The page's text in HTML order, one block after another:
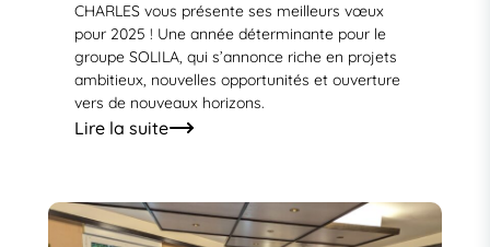
CHARLES vous présente ses meilleurs vœux
pour 2025 ! Une année déterminante pour le
groupe SOLILA, qui s’annonce riche en projets
ambitieux, nouvelles opportunités et ouverture
vers de nouveaux horizons.
Lire la suite